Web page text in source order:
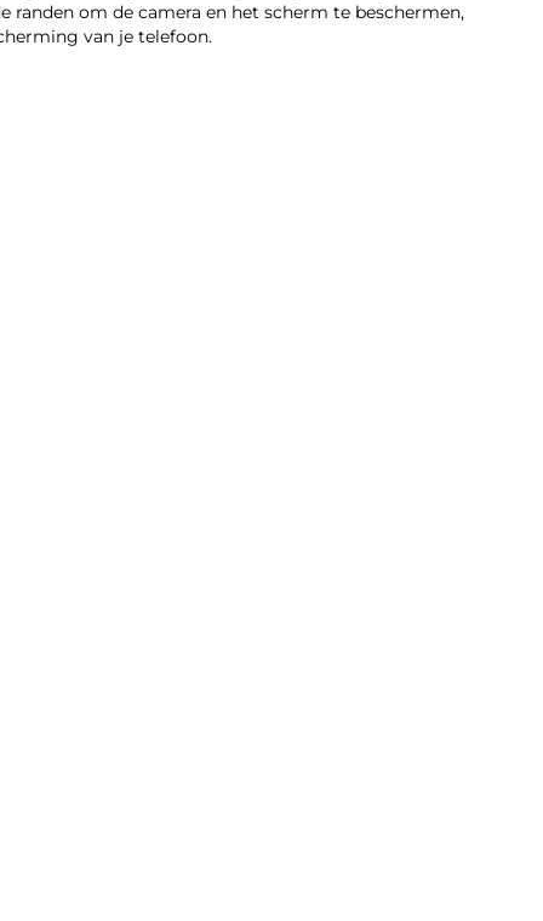
randen om de camera en het scherm te beschermen,
van je telefoon.